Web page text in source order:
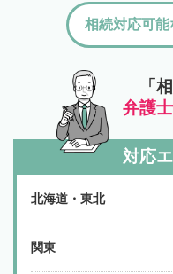
「
弁護
相続対応可
対応
北海道・東北
関東